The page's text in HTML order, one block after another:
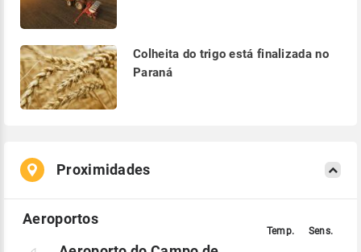
Colheita do trigo está finalizada no
Paraná
Proximidades